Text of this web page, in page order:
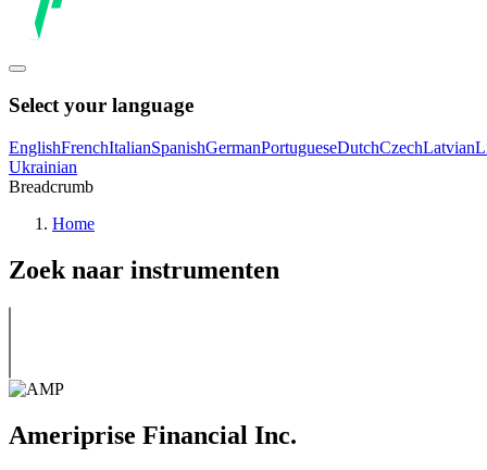
Select your language
EnglishFrenchItalianSpanishGermanPortugueseDutchCzechLatvian
Ukrainian
Breadcrumb
Home
Zoek naar instrumenten
Ameriprise Financial Inc.